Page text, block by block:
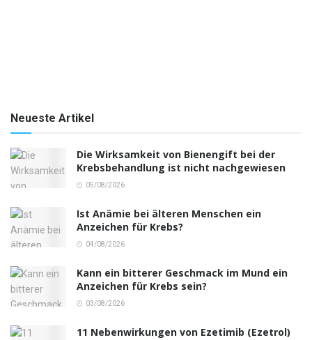
Neueste Artikel
Die Wirksamkeit von Bienengift bei der
Krebsbehandlung ist nicht nachgewiesen
05/08/2026
Ist Anämie bei älteren Menschen ein
Anzeichen für Krebs?
04/08/2026
Kann ein bitterer Geschmack im Mund ein
Anzeichen für Krebs sein?
03/08/2026
11 Nebenwirkungen von Ezetimib (Ezetrol)